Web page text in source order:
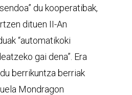
du kooperatibak,
dituen II-An
“automatikoki
gai dena”. Era
berrikuntza berriak
Mondragon